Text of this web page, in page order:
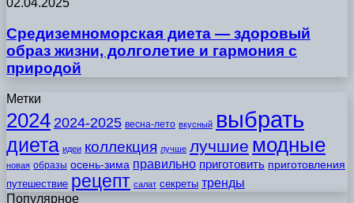
02.04.2025
Средиземноморская диета — здоровый
образ жизни, долголетие и гармония с
природой
Метки
2024 2024-2025 весна-лето вкусный выбрать
диета идеи коллекция лучше лучшие модные
новая образы осень-зима правильно приготовить приготовления
путешествие рецепт салат секреты тренды
Популярное